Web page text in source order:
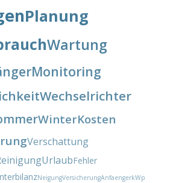
Planung
Wartung
Monitoring
Wechselrichter
WinterKosten
Verschattung
UrlaubFehler
NeigungVersicherungAnfaengerkWp